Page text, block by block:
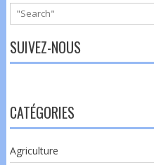
SUIVEZ-NOUS
CATÉGORIES
Agriculture